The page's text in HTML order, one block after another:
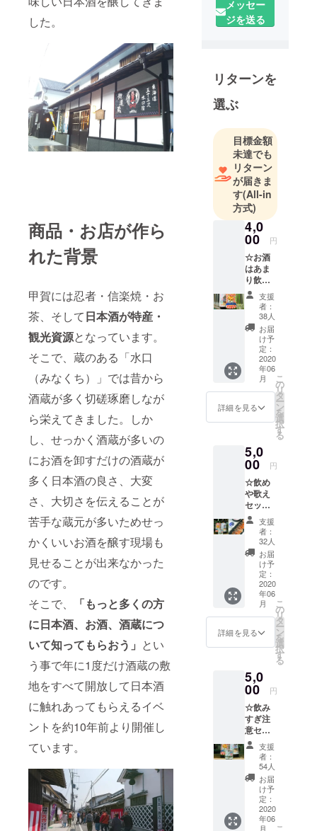
した。
商品・お店が作ら
れた背景
甲賀には忍者・信楽焼・お
茶、そして日本酒が特産・
観光資源となっています。
そこで、蔵のある「水口
（みなくち）」では昔から
酒蔵が多く切磋琢磨しなが
ら栄えてきました。しか
し、せっかく酒蔵が多いの
にお酒を卸すだけの酒蔵が
多く日本酒の良さ、大変
さ、大切さを伝えることが
苦手な蔵元が多いためせっ
かくいいお酒を醸す現場も
見せることが出来なかった
のです。
そこで、
「もっと多くの方
に日本酒、お酒、酒蔵につ
いて知ってもらおう」 とい
う事で年に1度だけ酒蔵の敷
地をすべて開放して日本酒
に触れあってもらえるイベ
ントを約10年前より開催し
ています。
老舗蔵元。
伝統技法
を得意と
し、コクと
深み、ふく
よかな味わ
いのお酒を
醸してい
る”美冨久
（みふ
く）”という
銘柄と、す
べて吟醸規
格で醸し、
フルー
ティーでフ
レッシュ、
キレの良い
味わいのお
酒を醸す”三
連星（さん
れんせ
い）”という2
つのタイプ
の違うお酒
ます。
一般に広く
販売させて
いるのは会
社名にも
なっている
「美冨久」
メッセー
ジを送る
リターンを
選ぶ
目標金額
未達でも
リターン
が届きま
す(All-in
方式)
4,0
00 円
☆お酒
はあま
り飲ま
ないけ
ど応
援、蔵
まつり
に来た
い方
セット
「蔵ま
つり残
念記念
酒」
「RISIN
G
MIFUK
U」
720ml×
１本ず
つ 合
計２本
セット
「蔵ま
つり記
念酒」
とは、
その名
前通り
年に一
度の蔵
まつり
を記念
米吟醸
で
す。“蔵
まつり
に来て
いろい
ろなお
酒を試
したけ
どどれ
もおい
しい、
お土産
に買っ
支援
者：
38人
お届
け予
定：
2020
年06
月
詳細を見る
こ
の
リ
タ
ー
ン
を
選
択
す
る
5,0
00 円
☆飲め
や歌え
セットB
「蔵ま
つり残
念記念
酒」
「RISIN
G
ONE
MIFUK
U」 ＋
鮒味
「美冨
久によ
く合う
し」
720ml×
1本ず
つ 合
計2本＋
鮒ずし
のセッ
ターン
として
お届け
するの
はこの
「蔵ま
支援
者：
32人
お届
け予
定：
2020
年06
月
詳細を見る
こ
の
リ
タ
ー
ン
を
選
択
す
る
5,0
00 円
☆飲み
すぎ注
意セッ
トB
「蔵ま
つり残
念記念
酒」
「RISIN
G
ONE
支援
者：
54人
お届
け予
定：
2020
年06
月